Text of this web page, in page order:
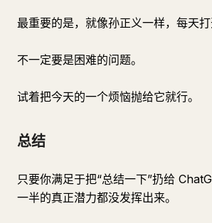
最重要的是，就像孙正义一样，每天打
不一定要是困难的问题。
试着把今天的一个烦恼抛给它就行。
总结
只要你满足于把“总结一下”扔给
一半的真正潜力都没发挥出来。